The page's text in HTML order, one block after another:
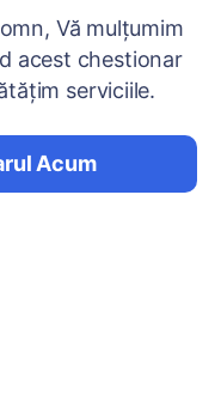
Vă mulțumim
acest chestionar
serviciile.
Acum